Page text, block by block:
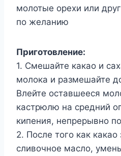
молотые орехи или
по желанию
Приготовление:
1. Смешайте какао и
молока и размешайте
Влейте оставшееся
кастрюлю на средний
кипения, непрерывно
2. После того как
сливочное масло,